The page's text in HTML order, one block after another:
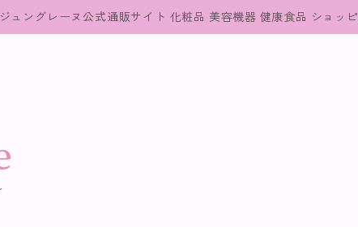
ジュングレーヌ公式通販サイト 化粧品 美容機器 健康食品 ショッ